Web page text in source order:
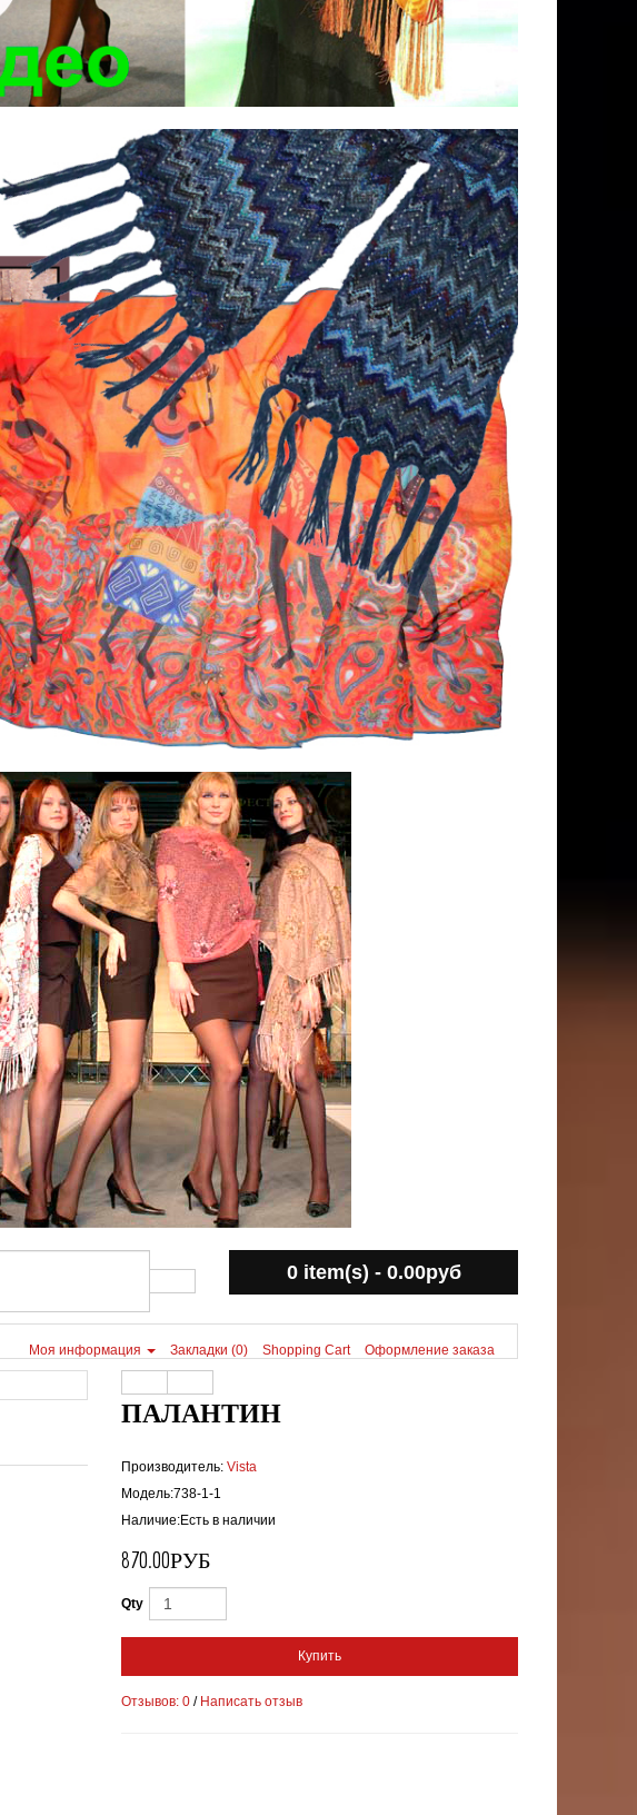
0 item(s) - 0.00руб
Моя информация Закладки (0) Shopping Cart Оформление заказа
ПАЛАНТИН
Производитель:Vista
Модель:738-1-1
Наличие:Есть в наличии
870.00РУБ
Qty
Купить
Отзывов: 0 / Написать отзыв